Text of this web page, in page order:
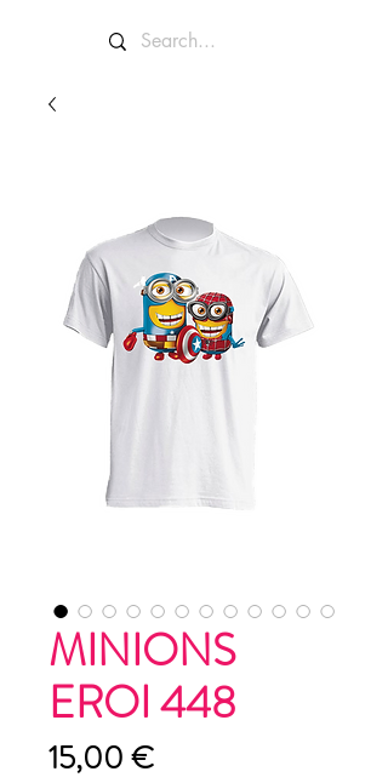
MINIONS
EROI 448
15,00 €Prezzo